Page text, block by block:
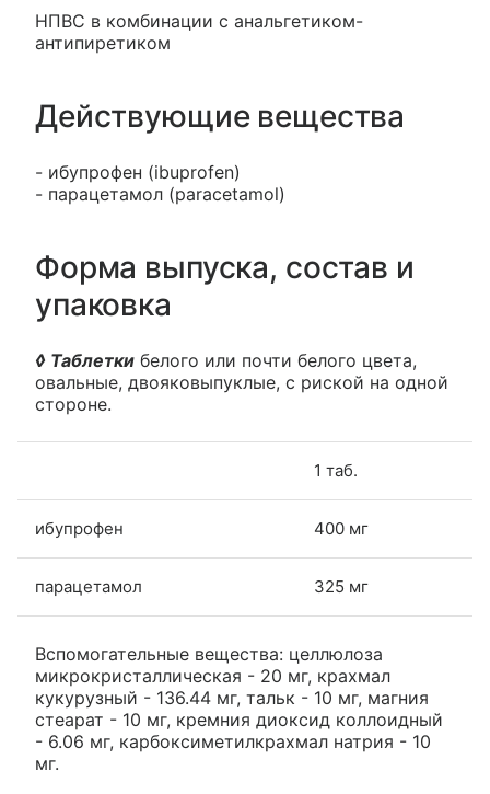
НПВС в комбинации с анальгетиком-
антипиретиком
Действующие вещества
- ибупрофен (ibuprofen)
- парацетамол (paracetamol)
Форма выпуска, состав и
упаковка
◊ Таблетки белого или почти белого цвета,
овальные, двояковыпуклые, с риской на одной
стороне.
1 таб.
ибупрофен 400 мг
парацетамол 325 мг
Вспомогательные вещества: целлюлоза
микрокристаллическая - 20 мг, крахмал
кукурузный - 136.44 мг, тальк - 10 мг, магния
стеарат - 10 мг, кремния диоксид коллоидный
- 6.06 мг, карбоксиметилкрахмал натрия - 10
мг.